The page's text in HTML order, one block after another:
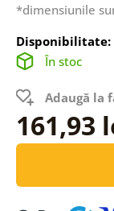
*dimensiunile
Disponibilitate:
În stoc
Adaugă la
161,93